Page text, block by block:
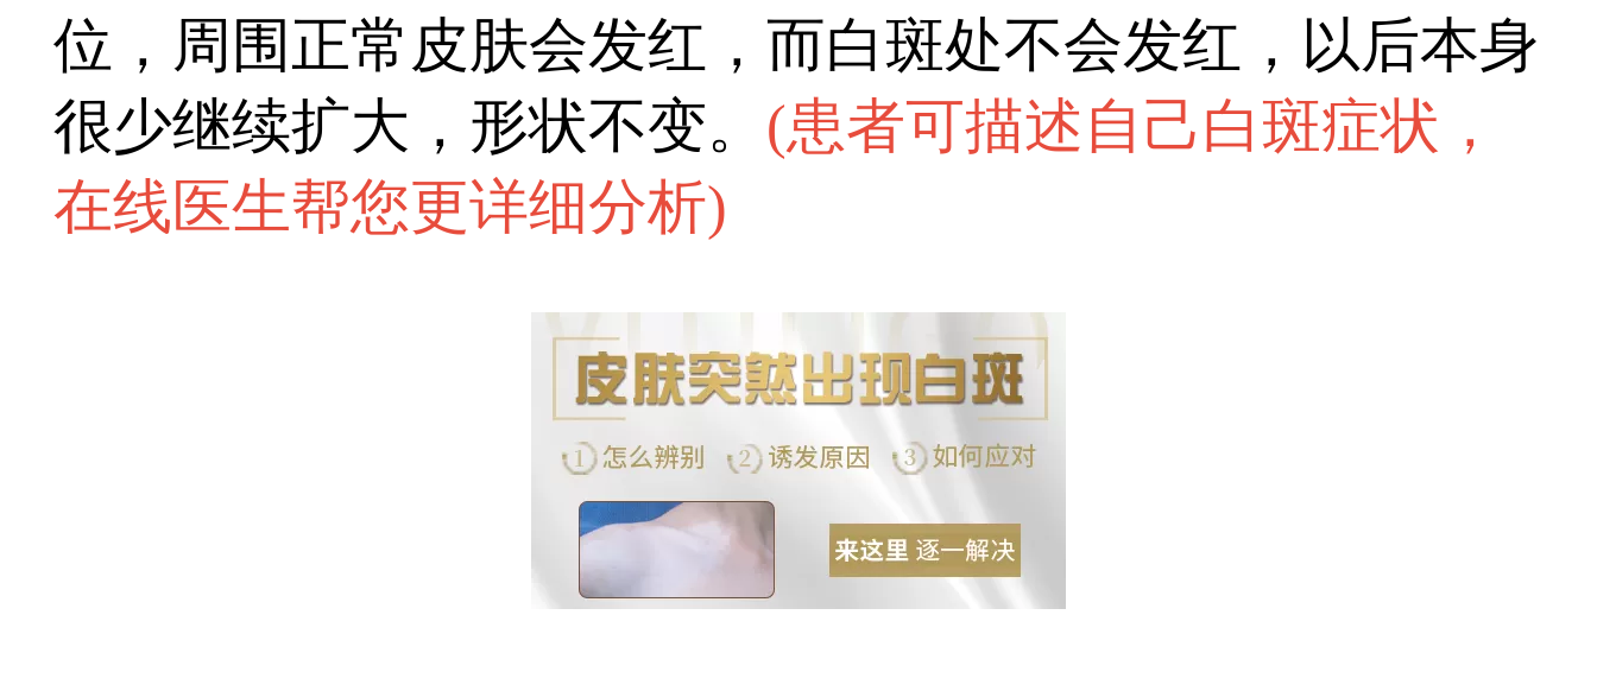
位，周围正常皮肤会发红，而白斑处不会发红，以后本身
很少继续扩大，形状不变。 (患者可描述自己白斑症状，
在线医生帮您更详细分析)